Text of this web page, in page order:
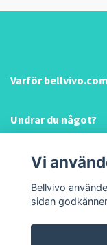
Varför
Undrar du något?
Information &
Sociala medier
Vi
Bellvivo
sidan